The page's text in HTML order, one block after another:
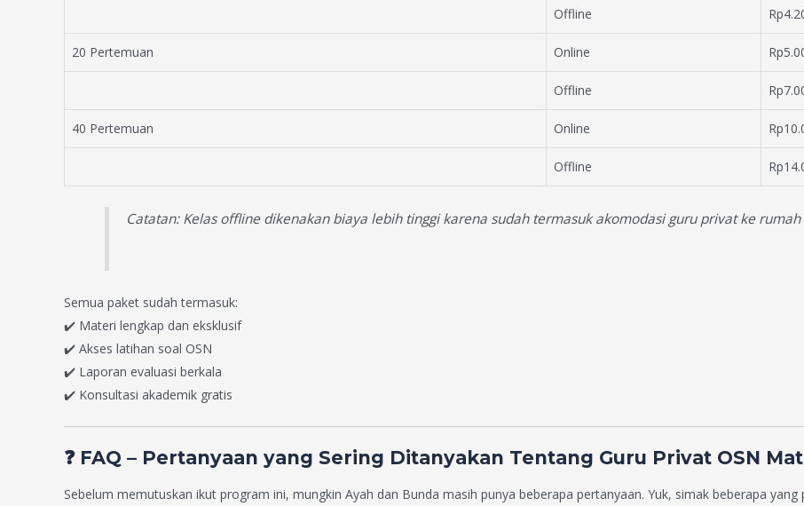
Offline
20 Pertemuan Online
Offline
40 Pertemuan Online
Offline
Catatan: Kelas offline dikenakan biaya lebih tinggi karena sudah termasuk akomodasi guru privat ke rumah
Semua paket sudah termasuk:
✔️ Materi lengkap dan eksklusif
✔️ Akses latihan soal OSN
✔️ Laporan evaluasi berkala
✔️ Konsultasi akademik gratis
❓ FAQ – Pertanyaan yang Sering Ditanyakan Tentang Guru Privat OSN
Sebelum memutuskan ikut program ini, mungkin Ayah dan Bunda masih punya beberapa pertanyaan. Yuk, simak beberapa yang